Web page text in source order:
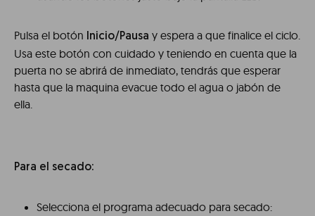
Pulsa el botón Inicio/Pausa y espera a que finalice el ciclo.
Usa este botón con cuidado y teniendo en cuenta que la
puerta no se abrirá de inmediato, tendrás que esperar
hasta que la maquina evacue todo el agua o jabón de
ella.
Para el secado:
Selecciona el programa adecuado para secado: